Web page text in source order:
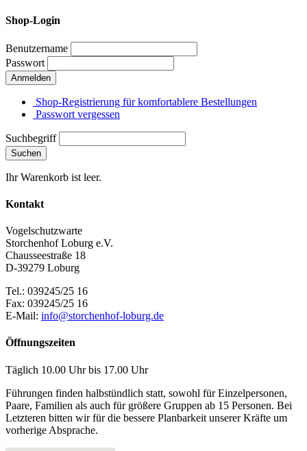
Shop-Login
Benutzername
Passwort
Anmelden
Shop-Registrierung für komfortablere Bestellungen
Passwort vergessen
Suchbegriff
Suchen
Ihr Warenkorb ist leer.
Kontakt
Vogelschutzwarte
Storchenhof Loburg e.V.
Chausseestraße 18
D-39279 Loburg
Tel.: 039245/25 16
Fax: 039245/25 16
E-Mail: info@storchenhof-loburg.de
Öffnungszeiten
Täglich 10.00 Uhr bis 17.00 Uhr
Führungen finden halbstündlich statt, sowohl für Einzelpersonen,
Paare, Familien als auch für größere Gruppen ab 15 Personen. Bei
Letzteren bitten wir für die bessere Planbarkeit unserer Kräfte um
vorherige Absprache.